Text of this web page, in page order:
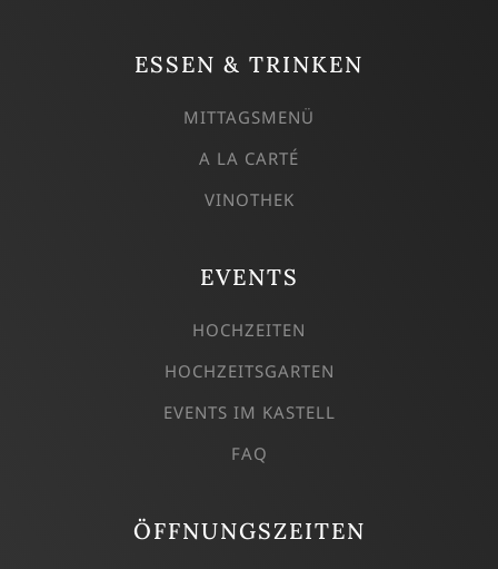
ESSEN & TRINKEN
MITTAGSMENÜ
A LA CARTÉ
VINOTHEK
EVENTS
HOCHZEITEN
HOCHZEITSGARTEN
EVENTS IM KASTELL
FAQ
ÖFFNUNGSZEITEN